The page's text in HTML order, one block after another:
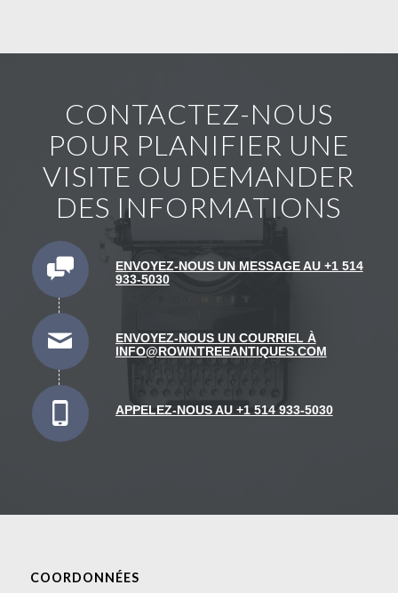
CONTACTEZ-NOUS
POUR PLANIFIER UNE
VISITE OU DEMANDER
DES INFORMATIONS
ENVOYEZ-NOUS UN MESSAGE AU +1 514
933-5030
ENVOYEZ-NOUS UN COURRIEL À
INFO@ROWNTREEANTIQUES.COM
APPELEZ-NOUS AU +1 514 933-5030
COORDONNÉES